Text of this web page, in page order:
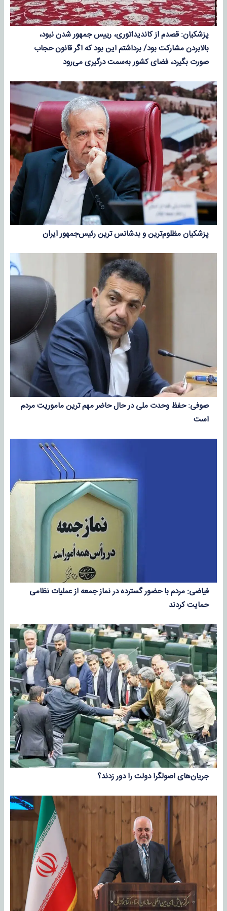
پزشکیان: قصدم از کاندیداتوری، رییس جمهور شدن نبود،
بالابردن مشارکت بود/ برداشتم این بود که اگر قانون حجاب
صورت بگیرد، فضای کشور به‌سمت درگیری می‌رود
پزشکیان مظلوم‌ترین و بدشانس ترین رئیس‌جمهور ایران
صوفی: حفظ وحدت ملی در حال حاضر مهم ترین ماموریت مردم
است
فیاضی: مردم با حضور گسترده در نماز جمعه از عملیات نظامی
حمایت کردند
جریان‌های اصولگرا دولت را دور زدند؟